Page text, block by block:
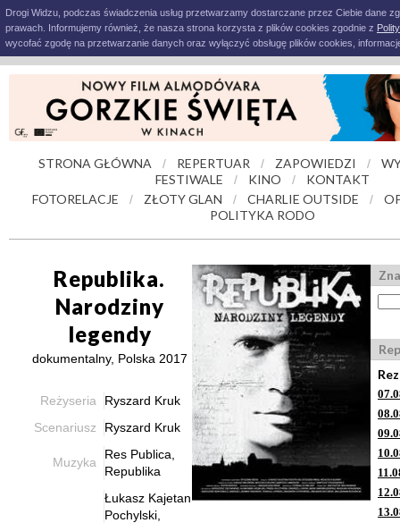
Drogi Widzu, podczas świadczenia usług przetwarzamy dostarczane przez Ciebie dane
prawach. Informujemy również, że nasza strona korzysta z plików cookies zgodnie z
wycofać zgodę na przetwarzanie danych oraz wyłączyć obsługę plików cookies,
STRONA GŁÓWNA / REPERTUAR / ZAPOWIEDZI /
FESTIWALE
/ KINO /
KONTAKT
FOTORELACJE
/ ZŁOTY GLAN / CHARLIE OUTSIDE /
POLITYKA RODO
Republika.
Narodziny
legendy
dokumentalny, Polska 2017
Reżyseria
Ryszard Kruk
Scenariusz
Ryszard Kruk
Muzyka
Res Publica,
Republika
Łukasz Kajetan
Pochylski,